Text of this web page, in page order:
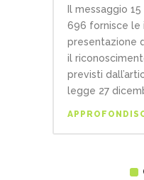
Il messaggio
696 fornisce le
presentazione
il
previsti
legge 27